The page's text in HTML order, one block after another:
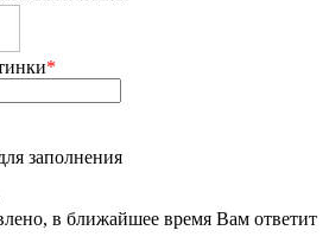
*
заполнения
в ближайшее время Вам ответит